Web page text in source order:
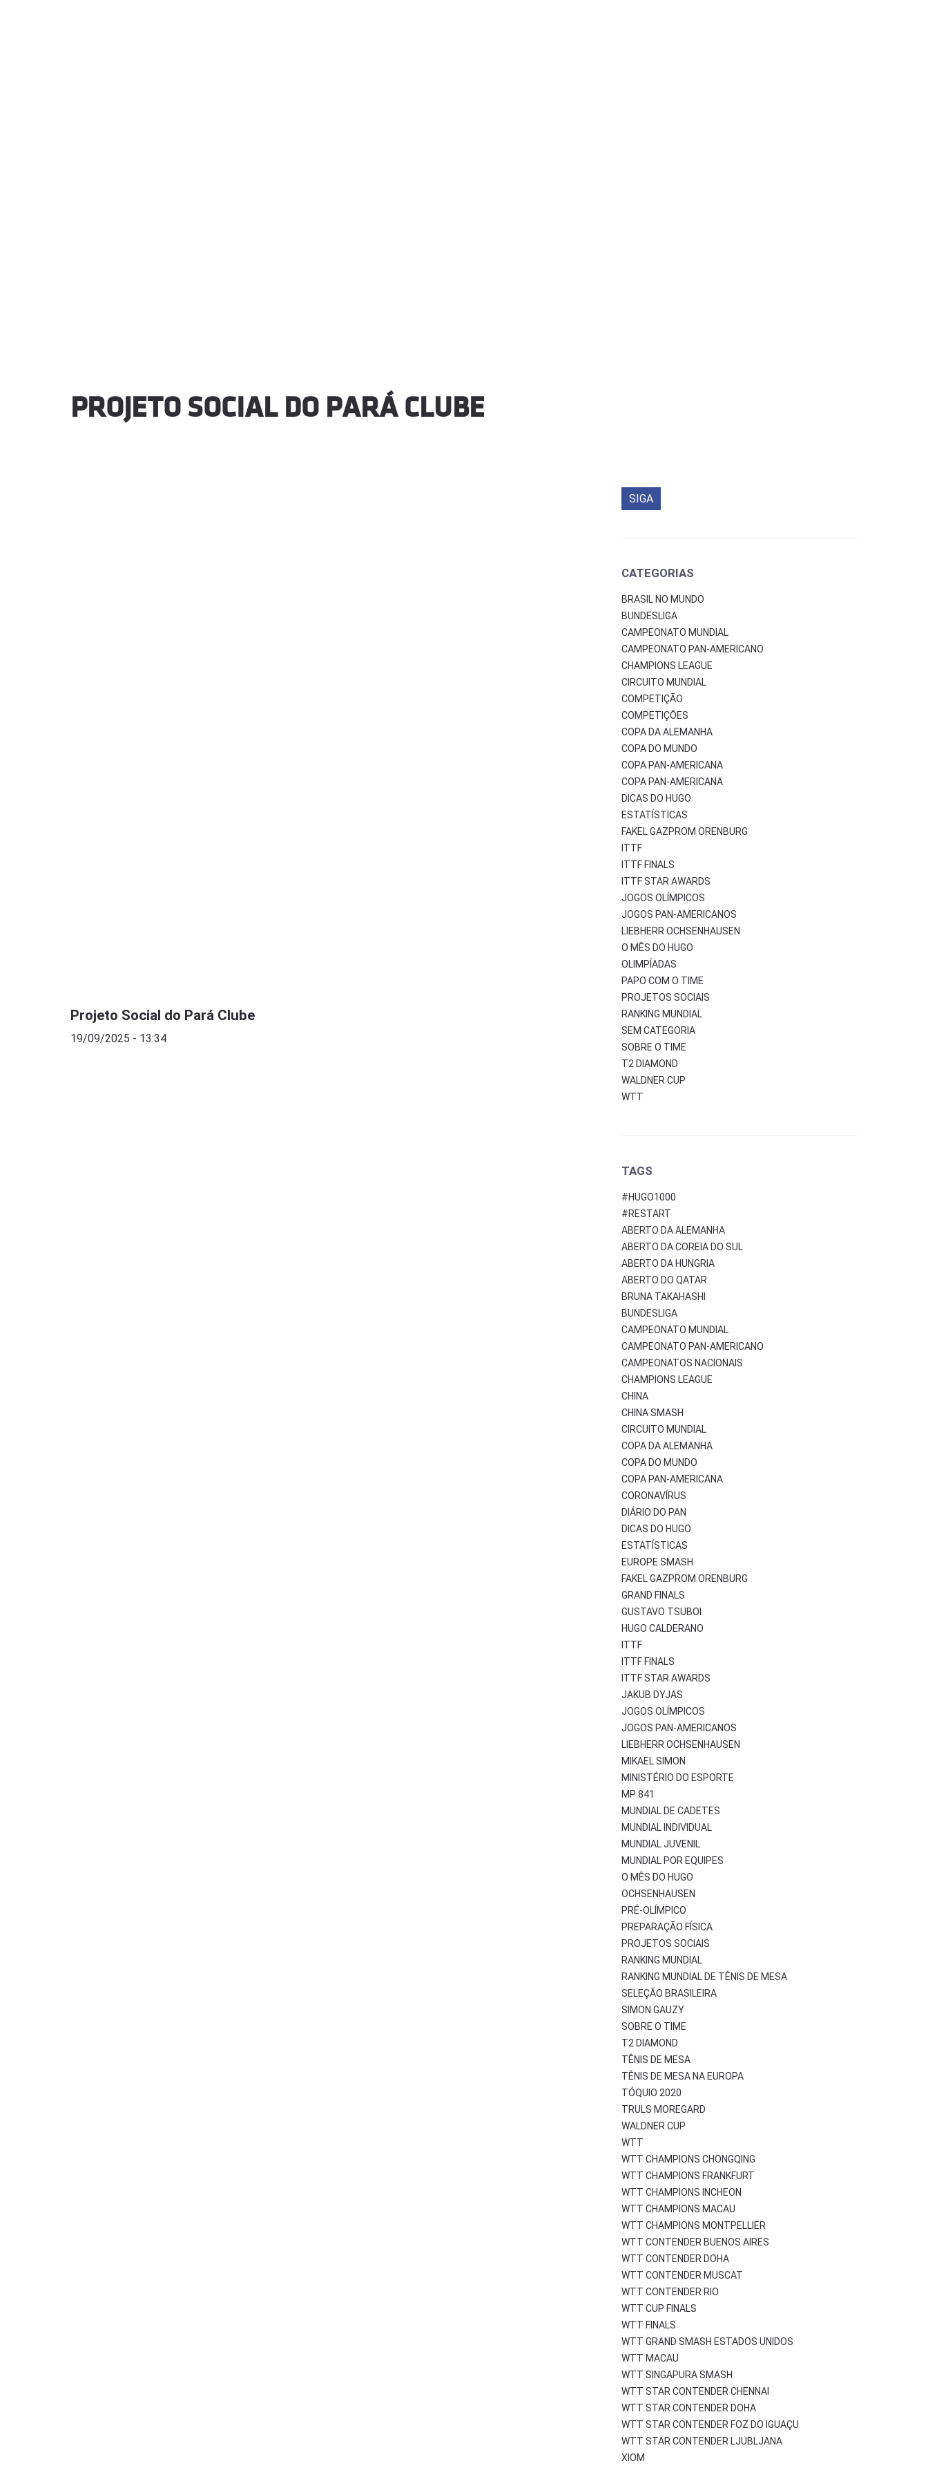
PROJETO SOCIAL DO PARÁ CLUBE
Projeto Social do Pará Clube
19/09/2025 - 13:34
SIGA
CATEGORIAS
BRASIL NO MUNDO
BUNDESLIGA
CAMPEONATO MUNDIAL
CAMPEONATO PAN-AMERICANO
CHAMPIONS LEAGUE
CIRCUITO MUNDIAL
COMPETIÇÃO
COMPETIÇÕES
COPA DA ALEMANHA
COPA DO MUNDO
COPA PAN-AMERICANA
COPA PAN-AMERICANA
DICAS DO HUGO
ESTATÍSTICAS
FAKEL GAZPROM ORENBURG
ITTF
ITTF FINALS
ITTF STAR AWARDS
JOGOS OLÍMPICOS
JOGOS PAN-AMERICANOS
LIEBHERR OCHSENHAUSEN
O MÊS DO HUGO
OLIMPÍADAS
PAPO COM O TIME
PROJETOS SOCIAIS
RANKING MUNDIAL
SEM CATEGORIA
SOBRE O TIME
T2 DIAMOND
WALDNER CUP
WTT
TAGS
#HUGO1000
#RESTART
ABERTO DA ALEMANHA
ABERTO DA COREIA DO SUL
ABERTO DA HUNGRIA
ABERTO DO QATAR
BRUNA TAKAHASHI
BUNDESLIGA
CAMPEONATO MUNDIAL
CAMPEONATO PAN-AMERICANO
CAMPEONATOS NACIONAIS
CHAMPIONS LEAGUE
CHINA
CHINA SMASH
CIRCUITO MUNDIAL
COPA DA ALEMANHA
COPA DO MUNDO
COPA PAN-AMERICANA
CORONAVÍRUS
DIÁRIO DO PAN
DICAS DO HUGO
ESTATÍSTICAS
EUROPE SMASH
FAKEL GAZPROM ORENBURG
GRAND FINALS
GUSTAVO TSUBOI
HUGO CALDERANO
ITTF
ITTF FINALS
ITTF STAR AWARDS
JAKUB DYJAS
JOGOS OLÍMPICOS
JOGOS PAN-AMERICANOS
LIEBHERR OCHSENHAUSEN
MIKAEL SIMON
MINISTÉRIO DO ESPORTE
MP 841
MUNDIAL DE CADETES
MUNDIAL INDIVIDUAL
MUNDIAL JUVENIL
MUNDIAL POR EQUIPES
O MÊS DO HUGO
OCHSENHAUSEN
PRÉ-OLÍMPICO
PREPARAÇÃO FÍSICA
PROJETOS SOCIAIS
RANKING MUNDIAL
RANKING MUNDIAL DE TÊNIS DE MESA
SELEÇÃO BRASILEIRA
SIMON GAUZY
SOBRE O TIME
T2 DIAMOND
TÊNIS DE MESA
TÊNIS DE MESA NA EUROPA
TÓQUIO 2020
TRULS MOREGARD
WALDNER CUP
WTT
WTT CHAMPIONS CHONGQING
WTT CHAMPIONS FRANKFURT
WTT CHAMPIONS INCHEON
WTT CHAMPIONS MACAU
WTT CHAMPIONS MONTPELLIER
WTT CONTENDER BUENOS AIRES
WTT CONTENDER DOHA
WTT CONTENDER MUSCAT
WTT CONTENDER RIO
WTT CUP FINALS
WTT FINALS
WTT GRAND SMASH ESTADOS UNIDOS
WTT MACAU
WTT SINGAPURA SMASH
WTT STAR CONTENDER CHENNAI
WTT STAR CONTENDER DOHA
WTT STAR CONTENDER FOZ DO IGUAÇU
WTT STAR CONTENDER LJUBLJANA
XIOM